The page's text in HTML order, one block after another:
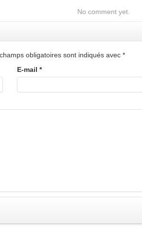
No comment yet.
obligatoires sont indiqués avec *
E-mail *